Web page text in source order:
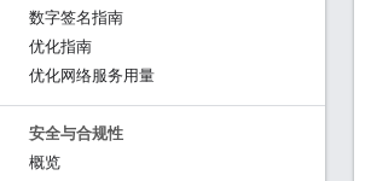
数字签名指南
优化指南
优化网络服务用量
安全与合规性
概览